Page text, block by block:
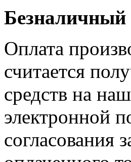
Безналичный
Оплата
считается
средств на
электронной
согласования